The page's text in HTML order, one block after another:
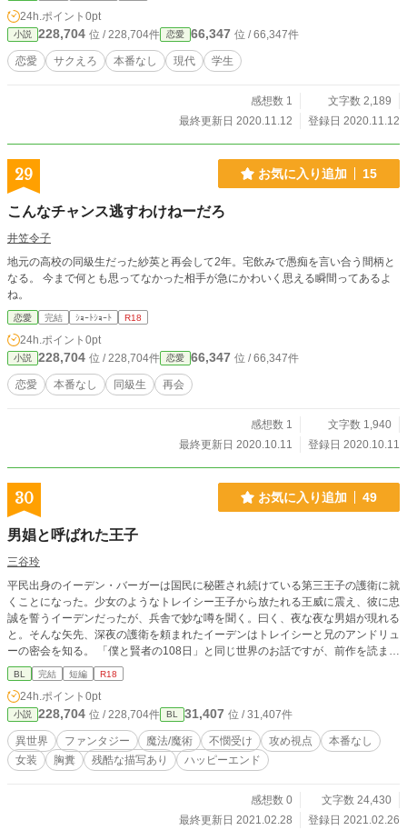
24h.ポイント 0pt
小説 228,704 位 / 228,704件 恋愛 66,347 位 / 66,347件
恋愛 サクえろ 本番なし 現代 学生
感想数 1
文字数 2,189
最終更新日 2020.11.12
登録日 2020.11.12
29 お気に入り追加 15
こんなチャンス逃すわけねーだろ
井笠令子
地元の高校の同級生だった紗英と再会して2年。宅飲みで愚痴を言い合う間柄と
なる。 今まで何とも思ってなかった相手が急にかわいく思える瞬間ってあるよ
ね。
恋愛 完結 ｼｮｰﾄｼｮｰﾄ R18
24h.ポイント 0pt
小説 228,704 位 / 228,704件 恋愛 66,347 位 / 66,347件
恋愛 本番なし 同級生 再会
感想数 1
文字数 1,940
最終更新日 2020.10.11
登録日 2020.10.11
30 お気に入り追加 49
男娼と呼ばれた王子
三谷玲
平民出身のイーデン・バーガーは国民に秘匿され続けている第三王子の護衛に就
くことになった。少女のようなトレイシー王子から放たれる王威に震え、彼に忠
誠を誓うイーデンだったが、兵舎で妙な噂を聞く。曰く、夜な夜な男娼が現れる
と。そんな矢先、深夜の護衛を頼まれたイーデンはトレイシーと兄のアンドリュ
ーの密会を知る。 「僕と賢者の108日」と同じ世界のお話ですが、前作を読まな
くても問題はありません。 本編内にメインカプの濡れ場はありません。 全四
話、完結済み
BL 完結 短編 R18
24h.ポイント 0pt
小説 228,704 位 / 228,704件 BL 31,407 位 / 31,407件
異世界 ファンタジー 魔法/魔術 不憫受け 攻め視点
本番なし
女装
胸糞 残酷な描写あり ハッピーエンド
感想数 0
文字数 24,430
最終更新日 2021.02.28
登録日 2021.02.26